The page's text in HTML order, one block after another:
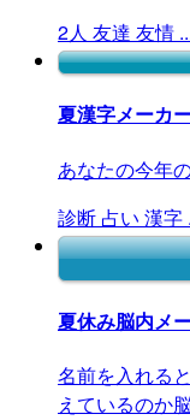
2人 友達 友情
夏漢字メーカ
あなたの今年
診断 占い 漢字
夏休み脳内メ
名前を入れる
えているのか